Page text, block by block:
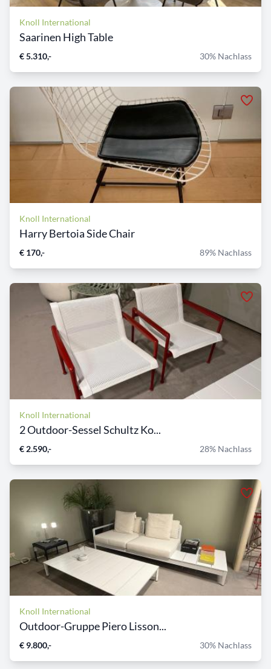
Knoll International
Saarinen High Table
€ 5.310,- 30% Nachlass
Knoll International
Harry Bertoia Side Chair
€ 170,- 89% Nachlass
Knoll International
2 Outdoor-Sessel Schultz Ko...
€ 2.590,- 28% Nachlass
Knoll International
Outdoor-Gruppe Piero Lisson...
€ 9.800,- 30% Nachlass